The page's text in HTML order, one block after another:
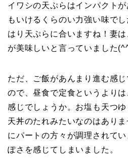
イワシの天ぷらはインパクト
もいけるくらのい力強い味で
はり天ぷらに合いますね！妻
が美味しいと言っていました
ただ、ご飯があんまり進む感
ので、昼食で定食というより
感じでしょうか。お塩も天つゆ
天丼のたれみたいなのはあり
にパートの方々が調理されて
ぽさを感じてしまいました。